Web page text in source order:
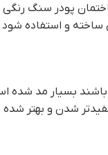
پودر سنگ
ساخته و استفاده شود
بسیار مد شده
شدن و بهتر